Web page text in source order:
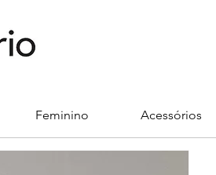
Feminino Acessórios